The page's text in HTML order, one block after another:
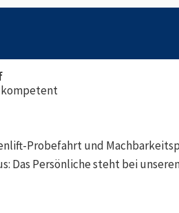
Probefahrt und
Das Persönliche steht bei